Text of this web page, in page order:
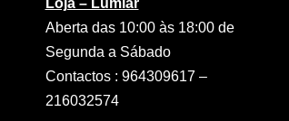
Loja – Lumiar
Aberta das 10:00 às 18:00 de
Segunda a Sábado
Contactos : 964309617 –
216032574